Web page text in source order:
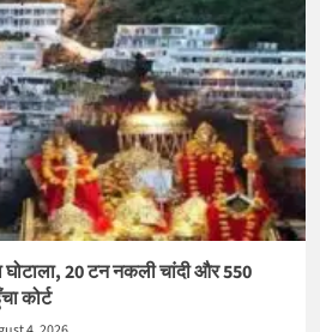
घोटाला, 20 टन नकली चांदी और 550
कोर्ट